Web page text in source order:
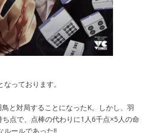
っております。
鳥と対局することになったK。しかし、羽
点で、点棒の代わりに1人6千点×5人の命
ルールであった!!